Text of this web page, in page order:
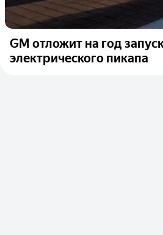
GM отложит на год
электрического пикапа